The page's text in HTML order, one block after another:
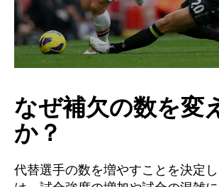
なぜ補欠の数を変
か？
代替選手の数を増やすことを決定